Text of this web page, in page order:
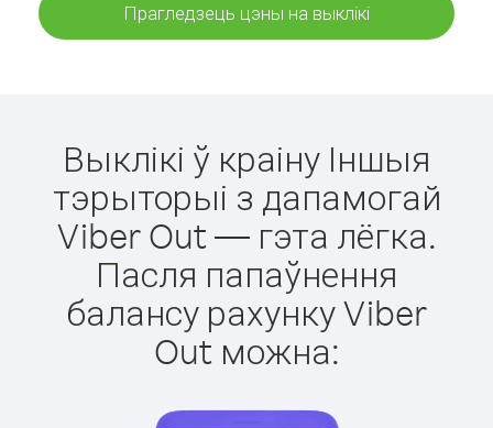
Прагледзець цэны на выклікі
Выклікі ў краіну Іншыя
тэрыторыі з дапамогай
Viber Out — гэта лёгка.
Пасля папаўнення
балансу рахунку Viber
Out можна: